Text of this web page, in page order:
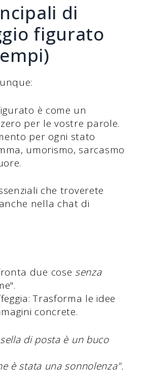
di
figurato
è come un
per le vostre parole.
per ogni stato
umorismo, sarcasmo
che troverete
nella chat di
due cose senza
Trasforma le idee
concrete.
di posta è un buco
è stata una sonnolenza".